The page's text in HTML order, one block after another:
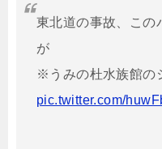
東北道の事故、この
が
※うみの杜水族館の
pic.twitter.com/